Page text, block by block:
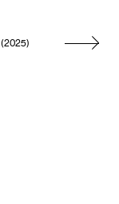
(2025)